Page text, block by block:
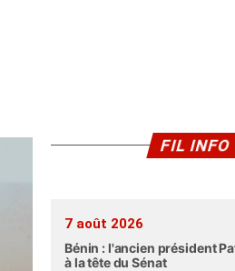
FIL INFO
7 août 2026
Bénin : l'ancien président
à la tête du Sénat